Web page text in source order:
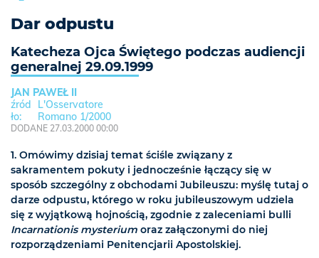
Dar odpustu
Katecheza Ojca Świętego podczas audiencji
generalnej 29.09.1999
JAN PAWEŁ II
L'Osservatore
Romano 1/2000
DODANE 27.03.2000 00:00
1. Omówimy dzisiaj temat ściśle związany z
sakramentem pokuty i jednocześnie łączący się w
sposób szczególny z obchodami Jubileuszu: myślę tutaj o
darze odpustu, którego w roku jubileuszowym udziela
się z wyjątkową hojnością, zgodnie z zaleceniami bulli
Incarnationis mysterium oraz załączonymi do niej
rozporządzeniami Penitencjarii Apostolskiej.